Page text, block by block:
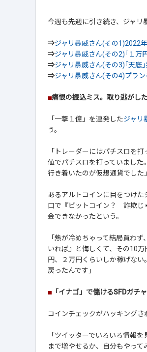
今週も先週に引き続き、ジャリ
⇒ジャリ暴威さん(その1)2022
⇒ジャリ暴威さん(その2)｢１万
⇒ジャリ暴威さん(その3)｢天底
⇒ジャリ暴威さん(その4)プラ
■痛恨の振込ミス。取り逃がし
「一撃１億」を連発したジャリ
う。
「トレーダーにはパチスロを
値でパチスロを打っていました
行き着いたのが仮想通貨でした」
あるアルトコインに目をつけ
口で『ビットコイン？ 詐欺じ
金できなかったという。
「熱が冷めちゃって結局買わ
いれば』と悔しくて、その10
円、２万円くらいしか稼げな
戻ったんです」
■ 「イナゴ」で儲けるSFDガチ
コインチェックがハッキングさ
「ツイッターでいろいろ情報
まで増やせるか、自分もやっ